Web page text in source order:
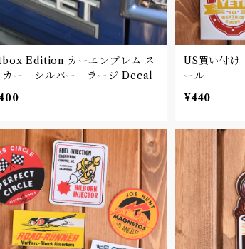
Edition カーエンブレム ス
テッカー シルバー ラージ Decal
US買い付
ール
¥440